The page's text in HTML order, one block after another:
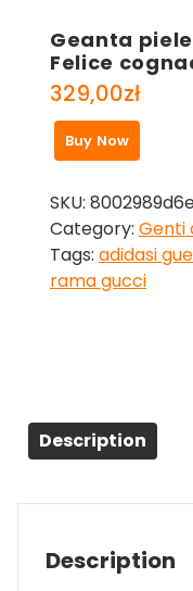
Geanta
Felice
329,00zł
Buy Now
SKU:
Category: Genti
Tags: adidasi
rama gucci
Description
Description